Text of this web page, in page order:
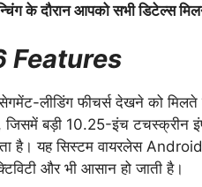
के दौरान आपको सभी डिटेल्स
Features
लीडिंग फीचर्स देखने को मिलते
है, जिसमें बड़ी 10.25-इंच टचस्क्रीन
है। यह सिस्टम वायरलेस
और भी आसान हो जाती है।